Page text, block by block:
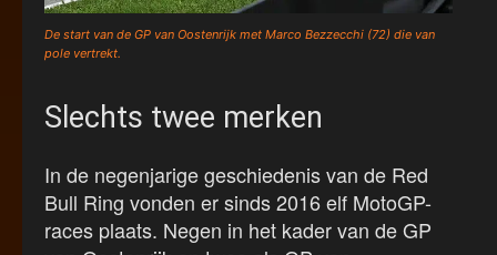
De start van de GP van Oostenrijk met Marco Bezzecchi (72) die van
pole vertrekt.
Slechts twee merken
In de negenjarige geschiedenis van de Red
Bull Ring vonden er sinds 2016 elf MotoGP-
races plaats. Negen in het kader van de GP